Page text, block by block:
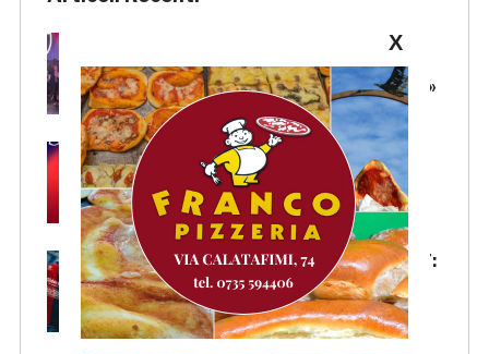
Samb, l’intervento di Massi:
«State vicini alla squadra.
Stiamo lavorando per crescere»
Samb, Lorenzo Sgarbi è
ufficiale: l’attaccante arriva in
prestito dal Napoli
Samb, la maglia Home 2026/27:
«Il sale sulla pelle, l’ardore negli
occhi»
X